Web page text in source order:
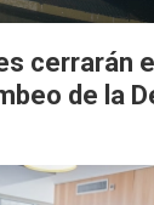
cerrarán
de la